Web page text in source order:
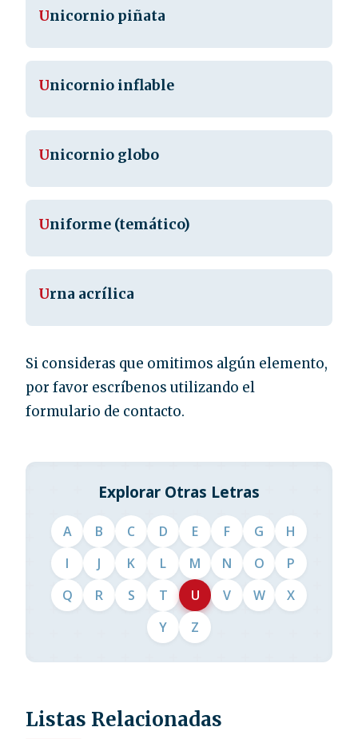
Unicornio piñata
Unicornio inflable
Unicornio globo
Uniforme (temático)
Urna acrílica
Si consideras que omitimos algún elemento,
por favor escríbenos utilizando el
formulario de contacto.
Explorar Otras Letras
A B C D E F G
H
I
J K L M N O
P
Q
R S T U V W
X
Y
Z
Listas Relacionadas